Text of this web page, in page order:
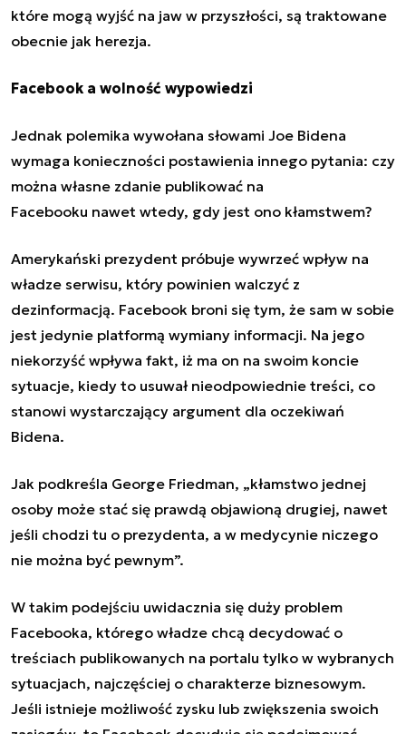
które mogą wyjść na jaw w przyszłości, są traktowane
obecnie jak herezja.
Facebook a wolność wypowiedzi
Jednak polemika wywołana słowami Joe Bidena
wymaga konieczności postawienia innego pytania: czy
można własne zdanie publikować na
Facebooku nawet wtedy, gdy jest ono kłamstwem?
Amerykański prezydent próbuje wywrzeć wpływ na
władze serwisu, który powinien walczyć z
dezinformacją. Facebook broni się tym, że sam w sobie
jest jedynie platformą wymiany informacji. Na jego
niekorzyść wpływa fakt, iż ma on na swoim koncie
sytuacje, kiedy to usuwał nieodpowiednie treści, co
stanowi wystarczający argument dla oczekiwań
Bidena.
Jak podkreśla George Friedman, „kłamstwo jednej
osoby może stać się prawdą objawioną drugiej, nawet
jeśli chodzi tu o prezydenta, a w medycynie niczego
nie można być pewnym”.
W takim podejściu uwidacznia się duży problem
Facebooka, którego władze chcą decydować o
treściach publikowanych na portalu tylko w wybranych
sytuacjach, najczęściej o charakterze biznesowym.
Jeśli istnieje możliwość zysku lub zwiększenia swoich